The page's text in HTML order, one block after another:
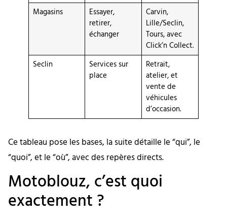
Magasins
Essayer,
retirer,
échanger
Carvin,
Lille/Seclin,
Tours, avec
Click’n Collect.
Seclin
Services sur
place
Retrait,
atelier, et
vente de
véhicules
d’occasion.
Ce tableau pose les bases, la suite détaille le “qui”, le
“quoi”, et le “où”, avec des repères directs.
Motoblouz, c’est quoi
exactement ?